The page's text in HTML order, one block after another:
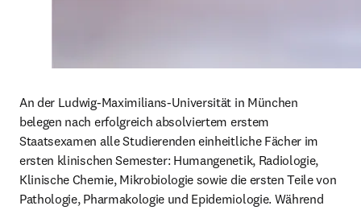
An der Ludwig-Maximilians-Universität in München
belegen nach erfolgreich absolviertem erstem
Staatsexamen alle Studierenden einheitliche Fächer im
ersten klinischen Semester: Humangenetik, Radiologie,
Klinische Chemie, Mikrobiologie sowie die ersten Teile von
Pathologie, Pharmakologie und Epidemiologie. Während